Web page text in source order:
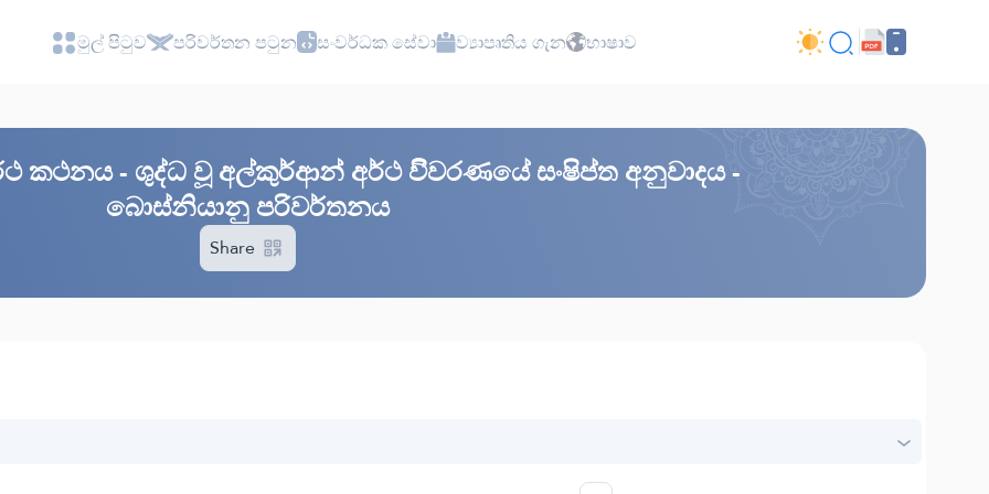
මුල් පිටුව පරිවර්තන පටුන සංවර්ධක සේවා ව්‍යාපෘතිය ගැන භාෂාව
කථනය - ශුද්ධ වූ අල්කුර්ආන් අර්ථ විිවරණයේ සංෂිප්ත අනුවාදය -
බොස්නියානු පරිවර්තනය
Share